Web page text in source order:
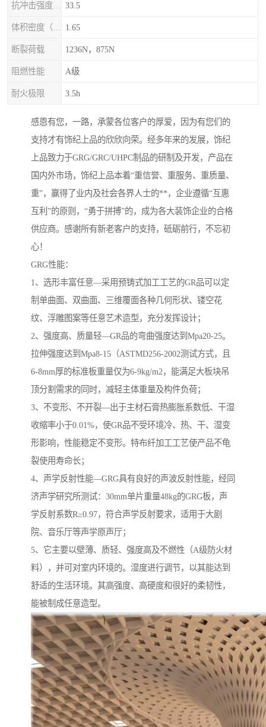
33.5
1.65
断裂荷载 1236N，875N
阻燃性能 A级
耐火极限 3.5h
感恩有您，一路，承蒙各位客户的厚爱，因为有您们的
支持才有饰纪上品的欣欣向荣。经多年来的发展，饰纪
上品致力于GRG/GRC/UHPC制品的研制及开发，产品在
国内外市场，饰纪上品本着“重信誉、重服务、重质量、
重”，赢得了业内及社会各界人士的**，企业遵循“互惠
互利”的原则，“勇于拼搏”的，成为各大装饰企业的合格
供应商。感谢所有新老客户的支持，砥砺前行，不忘初
心！
GRG性能：
1、选形丰富任意―采用预铸式加工工艺的GR品可以定
制单曲面、双曲面、三维覆面各种几何形状、镂空花
纹、浮雕图案等任意艺术造型，充分发挥设计；
2、强度高、质量轻―GR品的弯曲强度达到Mpa20-25。
拉伸强度达到Mpa8-15（ASTMD256-2002测试方式，且
6-8mm厚的标准板重量仅为6-9kg/m2，能满足大板块吊
顶分割需求的同时，减轻主体重量及构件负荷；
3、不变形、不开裂―出于主材石膏热膨胀系数低、干湿
收缩率小于0.01%，使GR品不受环境冷、热、干、湿变
形影响，性能稳定不变形。特布纤加工工艺使产品不龟
裂使用寿命长；
4、声学反射性能―GRG具有良好的声波反射性能，经同
济声学研究所测试：30mm单片重量48kg的GRG板，声
学反射系数R≥0.97，符合声学反射要求，适用于大剧
院、音乐厅等声学原声厅；
5、它主要以壁薄、质轻、强度高及不燃性（A级防火材
料），并可对室内环境的。湿度进行调节，以其能达到
舒适的生活环境。其高强度、高硬度和很好的柔韧性，
能被制成任意造型。